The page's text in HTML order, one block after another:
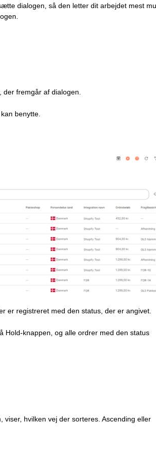
dialogen, så den letter dit arbejdet mest
fremgår af dialogen.
benytte.
er registreret med den status, der er angivet.
Hold-knappen, og alle ordrer med den status
hvilken vej der sorteres. Ascending eller